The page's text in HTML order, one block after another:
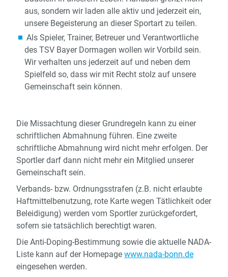
aus, sondern wir laden alle aktiv und jederzeit ein,
unsere Begeisterung an dieser Sportart zu teilen.
Als Spieler, Trainer, Betreuer und Verantwortliche
des TSV Bayer Dormagen wollen wir Vorbild sein.
Wir verhalten uns jederzeit auf und neben dem
Spielfeld so, dass wir mit Recht stolz auf unsere
Gemeinschaft sein können.
Die Missachtung dieser Grundregeln kann zu einer
schriftlichen Abmahnung führen. Eine zweite
schriftliche Abmahnung wird nicht mehr erfolgen. Der
Sportler darf dann nicht mehr ein Mitglied unserer
Gemeinschaft sein.
Verbands- bzw. Ordnungsstrafen (z.B. nicht erlaubte
Haftmittelbenutzung, rote Karte wegen Tätlichkeit oder
Beleidigung) werden vom Sportler zurückgefordert,
sofern sie tatsächlich berechtigt waren.
Die Anti-Doping-Bestimmung sowie die aktuelle NADA-
Liste kann auf der Homepage www.nada-bonn.de
eingesehen werden.